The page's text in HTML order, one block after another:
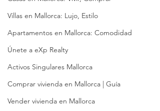
Villas en Mallorca: Lujo, Estilo
Apartamentos en Mallorca: Comodidad
Únete a eXp Realty
Activos Singulares Mallorca
Comprar vivienda en Mallorca | Guía
Vender vivienda en Mallorca